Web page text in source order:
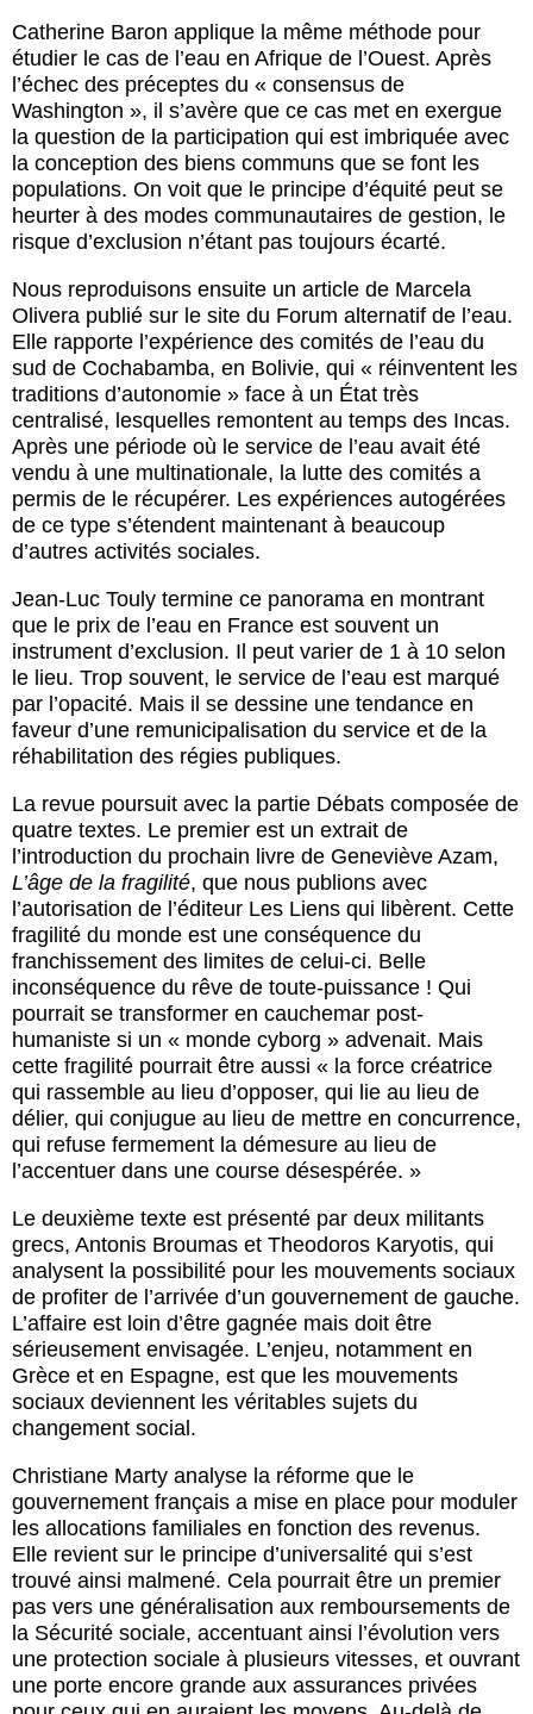
Catherine Baron applique la même méthode pour
étudier le cas de l’eau en Afrique de l’Ouest. Après
l’échec des préceptes du « consensus de
Washington », il s’avère que ce cas met en exergue
la question de la participation qui est imbriquée avec
la conception des biens communs que se font les
populations. On voit que le principe d’équité peut se
heurter à des modes communautaires de gestion, le
risque d’exclusion n’étant pas toujours écarté.
Nous reproduisons ensuite un article de Marcela
Olivera publié sur le site du Forum alternatif de l’eau.
Elle rapporte l’expérience des comités de l’eau du
sud de Cochabamba, en Bolivie, qui « réinventent les
traditions d’autonomie » face à un État très
centralisé, lesquelles remontent au temps des Incas.
Après une période où le service de l’eau avait été
vendu à une multinationale, la lutte des comités a
permis de le récupérer. Les expériences autogérées
de ce type s’étendent maintenant à beaucoup
d’autres activités sociales.
Jean-Luc Touly termine ce panorama en montrant
que le prix de l’eau en France est souvent un
instrument d’exclusion. Il peut varier de 1 à 10 selon
le lieu. Trop souvent, le service de l’eau est marqué
par l’opacité. Mais il se dessine une tendance en
faveur d’une remunicipalisation du service et de la
réhabilitation des régies publiques.
La revue poursuit avec la partie Débats composée de
quatre textes. Le premier est un extrait de
l’introduction du prochain livre de Geneviève Azam,
L’âge de la fragilité, que nous publions avec
l’autorisation de l’éditeur Les Liens qui libèrent. Cette
fragilité du monde est une conséquence du
franchissement des limites de celui-ci. Belle
inconséquence du rêve de toute-puissance ! Qui
pourrait se transformer en cauchemar post-
humaniste si un « monde cyborg » advenait. Mais
cette fragilité pourrait être aussi « la force créatrice
qui rassemble au lieu d’opposer, qui lie au lieu de
délier, qui conjugue au lieu de mettre en concurrence,
qui refuse fermement la démesure au lieu de
l’accentuer dans une course désespérée. »
Le deuxième texte est présenté par deux militants
grecs, Antonis Broumas et Theodoros Karyotis, qui
analysent la possibilité pour les mouvements sociaux
de profiter de l’arrivée d’un gouvernement de gauche.
L’affaire est loin d’être gagnée mais doit être
sérieusement envisagée. L’enjeu, notamment en
Grèce et en Espagne, est que les mouvements
sociaux deviennent les véritables sujets du
changement social.
Christiane Marty analyse la réforme que le
gouvernement français a mise en place pour moduler
les allocations familiales en fonction des revenus.
Elle revient sur le principe d’universalité qui s’est
trouvé ainsi malmené. Cela pourrait être un premier
pas vers une généralisation aux remboursements de
la Sécurité sociale, accentuant ainsi l’évolution vers
une protection sociale à plusieurs vitesses, et ouvrant
une porte encore grande aux assurances privées